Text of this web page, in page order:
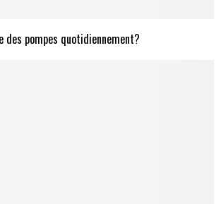
pompes quotidiennement?